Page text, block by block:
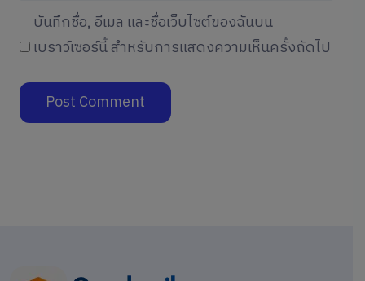
บันทึกชื่อ, อีเมล และชื่อเว็บไซต์ของฉันบน
เบราว์เซอร์นี้ สำหรับการแสดงความเห็นครั้งถัดไป